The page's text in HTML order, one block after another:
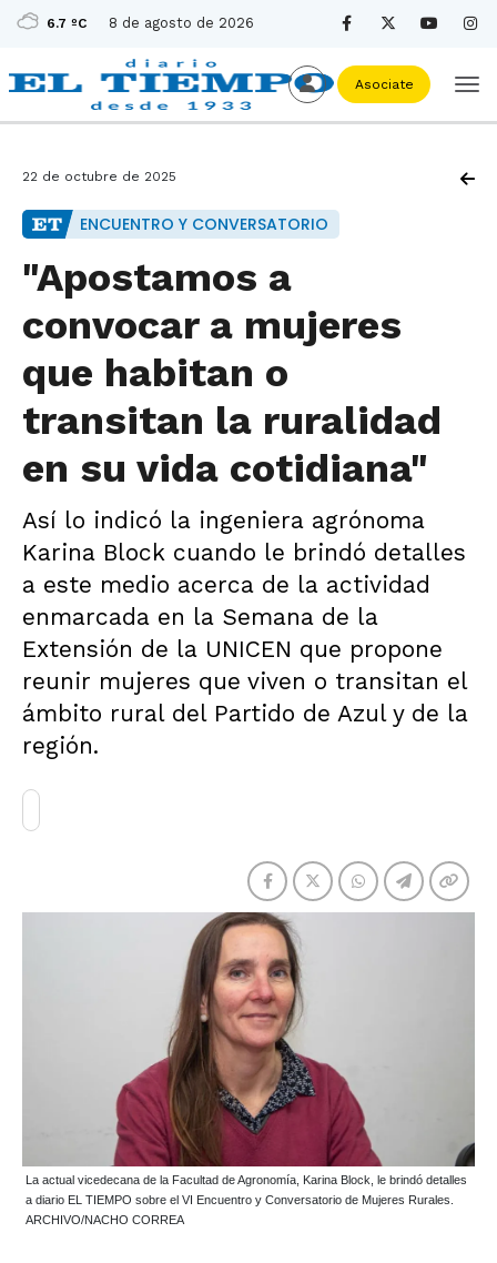
6.7 ºC 8 de agosto de 2026
Asociate
22 de octubre de 2025
ENCUENTRO Y CONVERSATORIO
"Apostamos a
convocar a mujeres
que habitan o
transitan la ruralidad
en su vida cotidiana"
Así lo indicó la ingeniera agrónoma
Karina Block cuando le brindó detalles
a este medio acerca de la actividad
enmarcada en la Semana de la
Extensión de la UNICEN que propone
reunir mujeres que viven o transitan el
ámbito rural del Partido de Azul y de la
región.
La actual vicedecana de la Facultad de Agronomía, Karina Block, le brindó detalles
a diario EL TIEMPO sobre el VI Encuentro y Conversatorio de Mujeres Rurales.
ARCHIVO/NACHO CORREA